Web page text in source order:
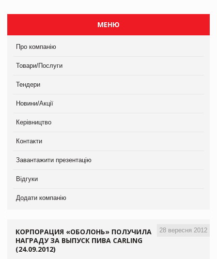
МЕНЮ
Про компанію
Товари/Послуги
Тендери
Новини/Акції
Керівництво
Контакти
Завантажити презентацію
Відгуки
Додати компанію
28 вересня 2012
КОРПОРАЦИЯ «ОБОЛОНЬ» ПОЛУЧИЛА
НАГРАДУ ЗА ВЫПУСК ПИВА CARLING
(24.09.2012)